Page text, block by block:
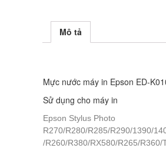
Mô tả
Mực nước máy in Epson ED-
Sử dụng cho máy in
Epson Stylus Photo
R270/R280/R285/R290/1390/
/R260/R380/RX580/R265/R360/